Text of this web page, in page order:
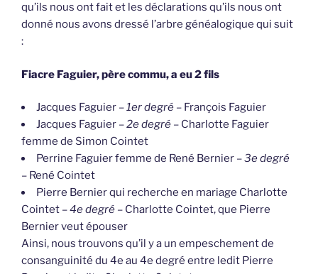
qu’ils nous ont fait et les déclarations qu’ils nous ont
donné nous avons dressé l’arbre généalogique qui suit
:
Fiacre Faguier, père commu, a eu 2 fils
Jacques Faguier –1er degré – François Faguier
Jacques Faguier –2e degré – Charlotte Faguier
femme de Simon Cointet
Perrine Faguier femme de René Bernier –3e degré
– René Cointet
Pierre Bernier qui recherche en mariage Charlotte
Cointet –4e degré – Charlotte Cointet, que Pierre
Bernier veut épouser
Ainsi, nous trouvons qu’il y a un empeschement de
consanguinité du 4e au 4e degré entre ledit Pierre